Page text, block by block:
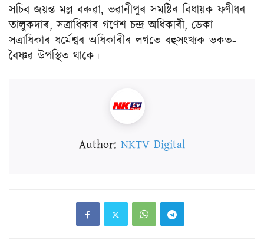
সচিব জয়ন্ত মল্ল বৰুৱা, ভৱানীপুৰ সমষ্টিৰ বিধায়ক ফণীধৰ
তালুকদাৰ, সত্ৰাধিকাৰ গণেশ চন্দ্ৰ অধিকাৰী, ডেকা
সত্ৰাধিকাৰ ধৰ্মেশ্বৰ অধিকাৰীৰ লগতে বহুসংখ্যক ভকত-
বৈষ্ণৱ উপস্থিত থাকে।
Author: NKTV Digital